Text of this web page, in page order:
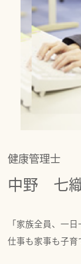
健康管理士
中野 七
「家族全員、一
仕事も家事も子育